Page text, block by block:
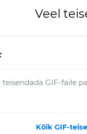
Veel
GIF-faile
Kõik GIF-